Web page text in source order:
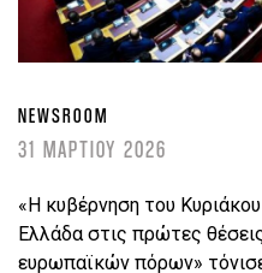
NEWSROOM
31 ΜΑΡΤΙΟΥ 2026
«Η κυβέρνηση του
Ελλάδα στις πρώτες
ευρωπαϊκών πόρων»